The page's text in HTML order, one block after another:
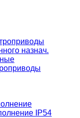
назнач.
IP54